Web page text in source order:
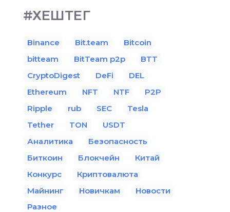
#ХЕШТЕГ
Binance Bit.team
Bitcoin
bitteam
BitTeam p2p
BTT
CryptoDigest
DeFi
DEL
Ethereum
NFT NTF
P2P
Ripple
rub SEC
Tesla
Tether
TON
USDT
Аналитика
Безопасность
Биткоин
Блокчейн
Китай
Конкурс
Криптовалюта
Майнинг
Новичкам
Новости
Разное